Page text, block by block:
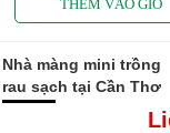
Nhà màng mini trồng
rau sạch tại Cần Thơ